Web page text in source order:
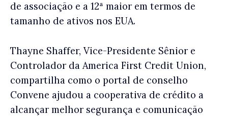
de associação e a 12ª maior em termos de
tamanho de ativos nos EUA.
Thayne Shaffer, Vice-Presidente Sênior e
Controlador da America First Credit Union,
compartilha como o portal de conselho
Convene ajudou a cooperativa de crédito a
alcançar melhor segurança e comunicação